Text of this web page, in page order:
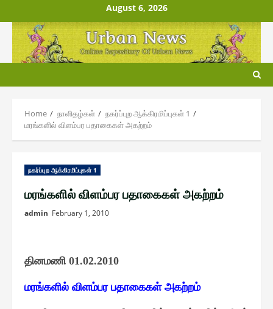
to
content
August 6, 2026
Home நாளிதழ்௧ள்
ந௧ர்ப்புற ஆக்கிரமிப்பு௧ள் 1
மரங்களில் விளம்பர பதாகைகள் அகற்றம்
ந௧ர்ப்புற ஆக்கிரமிப்பு௧ள் 1
மரங்களில் விளம்பர பதாகைகள் அகற்றம்
admin February 1, 2010
தினமணி 01.02.2010
மரங்களில் விளம்பர பதாகைகள் அகற்றம்